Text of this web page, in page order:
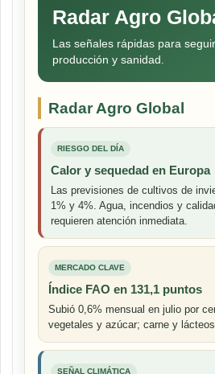
Radar Agro
Las señales rápidas para
producción y sanidad.
Radar Agro Global
RIESGO DEL DÍA
Calor y sequedad en Europa
Las previsiones de cultivos de
1% y 4%. Agua, incendios y
requieren atención inmediata.
MERCADO CLAVE
Índice FAO en 131,1 puntos
Subió 0,6% mensual en julio por
vegetales y azúcar; carne y lácteos
SEÑAL CLIMÁTICA